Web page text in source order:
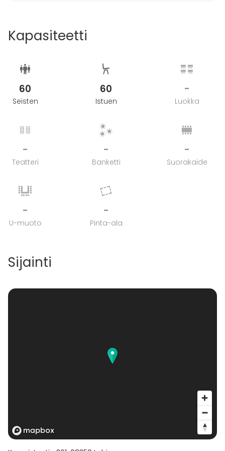
Kapasiteetti
60
Seisten
60
Istuen
-
Luokka
-
Teatteri
-
Banketti
-
Suorakaide
-
U-muoto
-
Pinta-ala
Sijainti